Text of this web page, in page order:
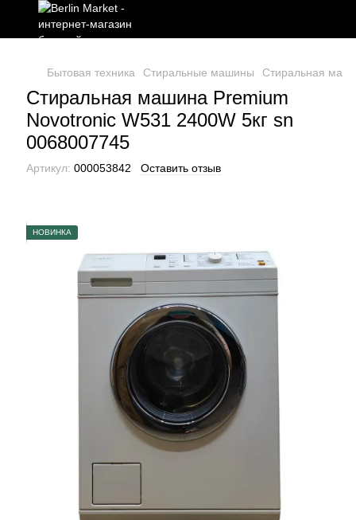
Бытовая техника Стиральные машины Стиральная
Стиральная машина Premium
Novotronic W531 2400W 5кг sn
0068007745
Артикул: 000053842 Оставить отзыв
НОВИНКА